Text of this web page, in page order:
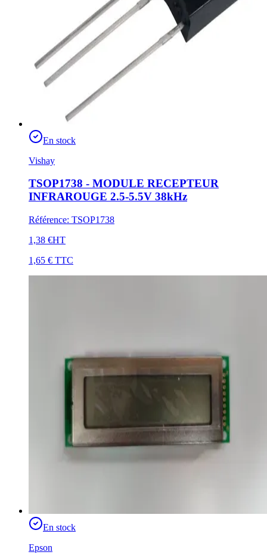
En stock
Vishay
TSOP1738 - MODULE RECEPTEUR
INFRAROUGE 2.5-5.5V 38kHz
Référence: TSOP1738
1,38 €HT
1,65 € TTC
En stock
Epson